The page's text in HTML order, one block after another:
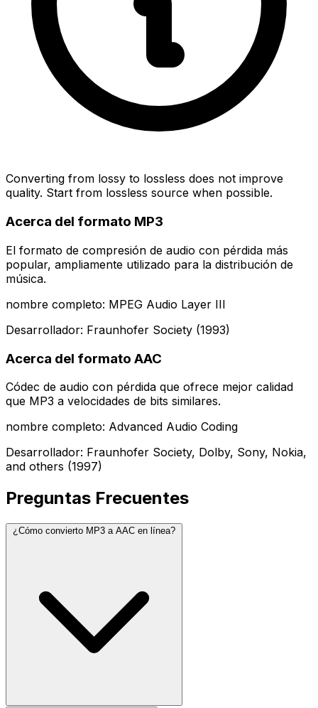
Converting from lossy to lossless does not improve
quality. Start from lossless source when possible.
Acerca del formato MP3
El formato de compresión de audio con pérdida más
popular, ampliamente utilizado para la distribución de
música.
nombre completo: MPEG Audio Layer III
Desarrollador: Fraunhofer Society (1993)
Acerca del formato AAC
Códec de audio con pérdida que ofrece mejor calidad
que MP3 a velocidades de bits similares.
nombre completo: Advanced Audio Coding
Desarrollador: Fraunhofer Society, Dolby, Sony, Nokia,
and others (1997)
Preguntas Frecuentes
¿Cómo convierto MP3 a AAC en línea?